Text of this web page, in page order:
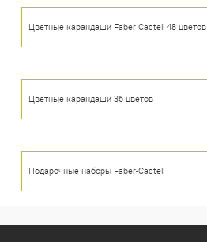
Цветные карандаши Faber Castell 48 цветов
Цветные карандаши 36 цветов
Подарочные наборы Faber-Castell